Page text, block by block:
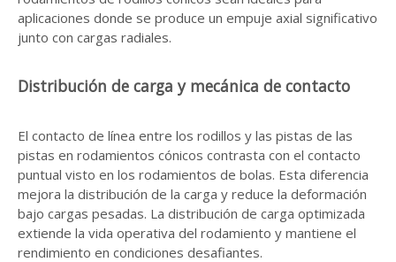
aplicaciones donde se produce un empuje axial significativo
junto con cargas radiales.
Distribución de carga y mecánica de contacto
El contacto de línea entre los rodillos y las pistas de las
pistas en rodamientos cónicos contrasta con el contacto
puntual visto en los rodamientos de bolas. Esta diferencia
mejora la distribución de la carga y reduce la deformación
bajo cargas pesadas. La distribución de carga optimizada
extiende la vida operativa del rodamiento y mantiene el
rendimiento en condiciones desafiantes.